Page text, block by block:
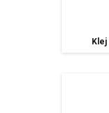
Klej
na podstawie
podmioty,
spółki